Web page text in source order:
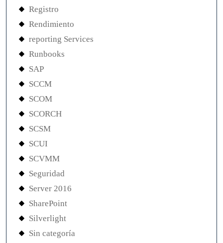
Registro
Rendimiento
reporting Services
Runbooks
SAP
SCCM
SCOM
SCORCH
SCSM
SCUI
SCVMM
Seguridad
Server 2016
SharePoint
Silverlight
Sin categoría